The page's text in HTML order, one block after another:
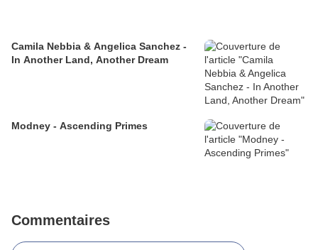
Camila Nebbia & Angelica Sanchez -
In Another Land, Another Dream
Modney - Ascending Primes
Commentaires